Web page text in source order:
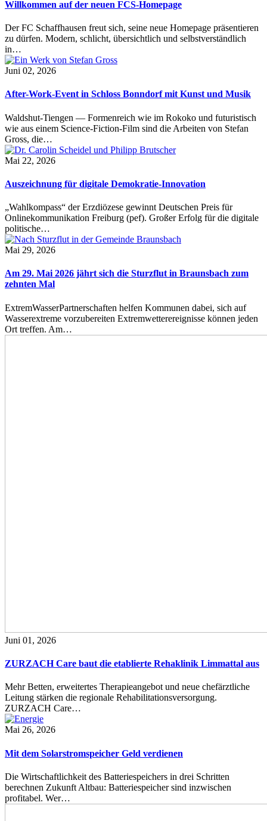
Willkommen auf der neuen FCS-Homepage
Der FC Schaffhausen freut sich, seine neue Homepage präsentieren
zu dürfen. Modern, schlicht, übersichtlich und selbstverständlich
in…
Juni 02, 2026
After-Work-Event in Schloss Bonndorf mit Kunst und Musik
Waldshut-Tiengen — Formenreich wie im Rokoko und futuristisch
wie aus einem Science-Fiction-Film sind die Arbeiten von Stefan
Gross, die…
Mai 22, 2026
Auszeichnung für digitale Demokratie-Innovation
„Wahlkompass“ der Erzdiözese gewinnt Deutschen Preis für
Onlinekommunikation Freiburg (pef). Großer Erfolg für die digitale
politische…
Mai 29, 2026
Am 29. Mai 2026 jährt sich die Sturzflut in Braunsbach zum
zehnten Mal
ExtremWasserPartnerschaften helfen Kommunen dabei, sich auf
Wasserextreme vorzubereiten Extremwetterereignisse können jeden
Ort treffen. Am…
Juni 01, 2026
ZURZACH Care baut die etablierte Rehaklinik Limmattal aus
Mehr Betten, erweitertes Therapieangebot und neue chefärztliche
Leitung stärken die regionale Rehabilitationsversorgung.
ZURZACH Care…
Mai 26, 2026
Mit dem Solarstromspeicher Geld verdienen
Die Wirtschaftlichkeit des Batteriespeichers in drei Schritten
berechnen Zukunft Altbau: Batteriespeicher sind inzwischen
profitabel. Wer…